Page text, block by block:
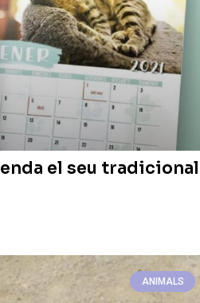
el seu tradicional
ANIMALS